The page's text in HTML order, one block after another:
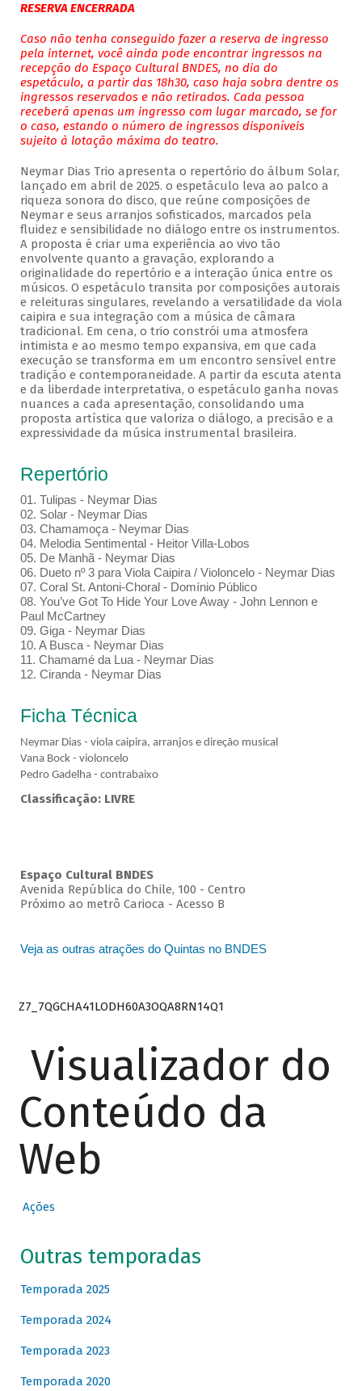
RESERVA ENCERRADA
Caso não tenha conseguido fazer a reserva de ingresso
pela internet, você ainda pode encontrar ingressos na
recepção do Espaço Cultural BNDES, no dia do
espetáculo, a partir das 18h30, caso haja sobra dentre os
ingressos reservados e não retirados. Cada pessoa
receberá apenas um ingresso com lugar marcado, se for
o caso, estando o número de ingressos disponíveis
sujeito à lotação máxima do teatro.
Neymar Dias Trio apresenta o repertório do álbum Solar,
lançado em abril de 2025. o espetáculo leva ao palco a
riqueza sonora do disco, que reúne composições de
Neymar e seus arranjos sofisticados, marcados pela
fluidez e sensibilidade no diálogo entre os instrumentos.
A proposta é criar uma experiência ao vivo tão
envolvente quanto a gravação, explorando a
originalidade do repertório e a interação única entre os
músicos. O espetáculo transita por composições autorais
e releituras singulares, revelando a versatilidade da viola
caipira e sua integração com a música de câmara
tradicional. Em cena, o trio constrói uma atmosfera
intimista e ao mesmo tempo expansiva, em que cada
execução se transforma em um encontro sensível entre
tradição e contemporaneidade. A partir da escuta atenta
e da liberdade interpretativa, o espetáculo ganha novas
nuances a cada apresentação, consolidando uma
proposta artística que valoriza o diálogo, a precisão e a
expressividade da música instrumental brasileira.
Repertório
01. Tulipas - Neymar Dias
02. Solar - Neymar Dias
03. Chamamoça - Neymar Dias
04. Melodia Sentimental - Heitor Villa-Lobos
05. De Manhã - Neymar Dias
06. Dueto nº 3 para Viola Caipira / Violoncelo - Neymar Dias
07. Coral St. Antoni-Choral - Domínio Público
08. You’ve Got To Hide Your Love Away - John Lennon e
Paul McCartney
09. Giga - Neymar Dias
10. A Busca - Neymar Dias
11. Chamamé da Lua - Neymar Dias
12. Ciranda - Neymar Dias
Ficha Técnica
Neymar Dias - viola caipira, arranjos e direção musical
Vana Bock - violoncelo
Pedro Gadelha - contrabaixo
Classificação: LIVRE
Espaço Cultural BNDES
Avenida República do Chile, 100 - Centro
Próximo ao metrô Carioca - Acesso B
Veja as outras atrações do Quintas no BNDES
Z7_7QGCHA41LODH60A3OQA8RN14Q1
Visualizador do
Conteúdo da
Web
Ações
Outras temporadas
Temporada 2025
Temporada 2024
Temporada 2023
Temporada 2020